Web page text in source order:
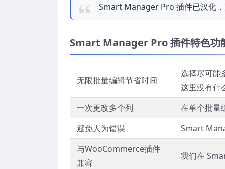
Smart Manager Pro 插件已汉化
Smart Manager Pro 插件特色功
无限批量编辑节省时间
选择尽可能
这里没有什
一次更改多个列
在单个批量
避免人为错误
Smart
与WooCommerce插件
兼容
我们在